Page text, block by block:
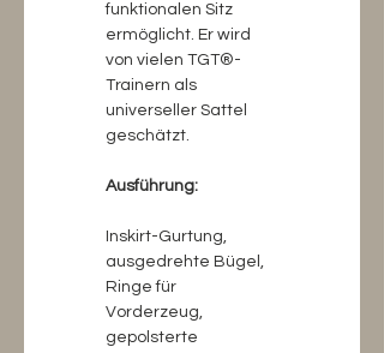
funktionalen Sitz
ermöglicht. Er wird
von vielen TGT®-
Trainern als
universeller Sattel
geschätzt.
Ausführung:
Inskirt-Gurtung,
ausgedrehte Bügel,
Ringe für
Vorderzeug,
gepolsterte